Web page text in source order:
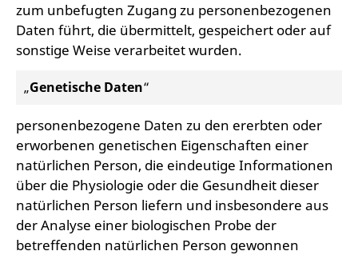
zum unbefugten Zugang zu personenbezogenen
Daten führt, die übermittelt, gespeichert oder auf
sonstige Weise verarbeitet wurden.
„Genetische Daten“
personenbezogene Daten zu den ererbten oder
erworbenen genetischen Eigenschaften einer
natürlichen Person, die eindeutige Informationen
über die Physiologie oder die Gesundheit dieser
natürlichen Person liefern und insbesondere aus
der Analyse einer biologischen Probe der
betreffenden natürlichen Person gewonnen